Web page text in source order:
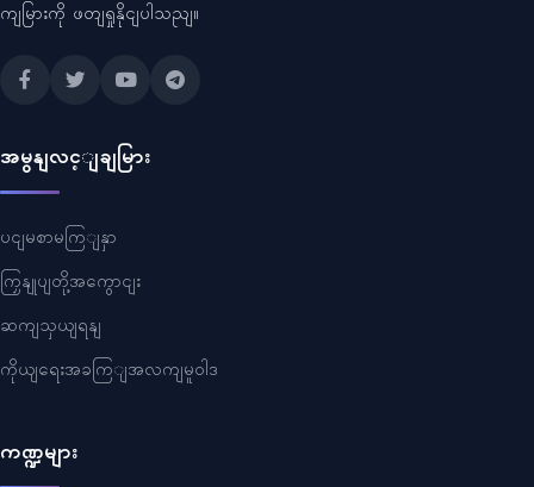
ကျမြားကို ဖတျရှုနိုငျပါသညျ။
အမွနျလင့ျချမြား
ပငျမစာမကြျနှာ
ကြှနျုပျတို့အကွောငျး
ဆကျသှယျရနျ
ကိုယျရေးအခကြျအလကျမူဝါဒ
ကဏ္ဍများ